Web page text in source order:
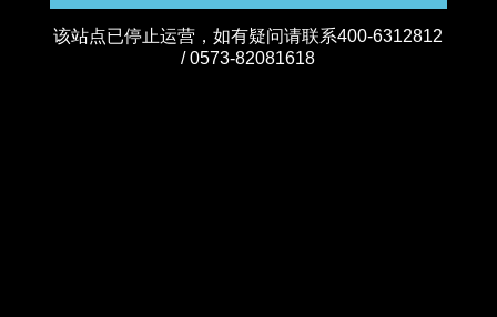
该站点已停止运营，如有疑问请联系400-6312812
/ 0573-82081618